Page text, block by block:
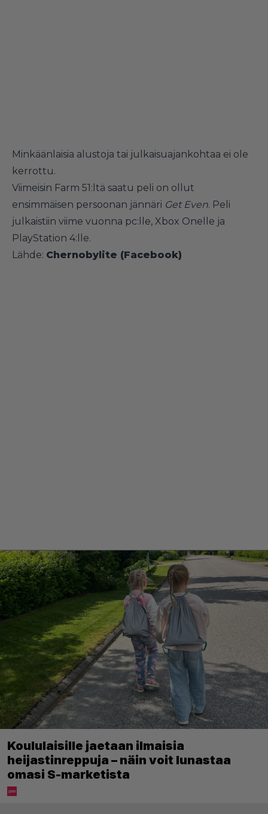
Minkäänlaisia alustoja tai julkaisuajankohtaa ei ole
kerrottu.
Viimeisin Farm 51:ltä saatu peli on ollut
ensimmäisen persoonan jännäri Get Even. Peli
julkaistiin viime vuonna pc:lle, Xbox Onelle ja
PlayStation 4:lle.
Lähde: Chernobylite (Facebook)
Koululaisille jaetaan ilmaisia
heijastinreppuja – näin voit lunastaa
omasi S-marketista